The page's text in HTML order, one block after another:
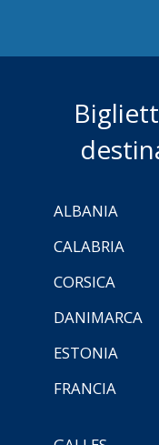
ALBANIA
CALABRIA
CORSICA
DANIMARCA
ESTONIA
FRANCIA